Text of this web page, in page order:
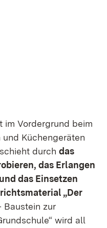
im Vordergrund beim
Küchengeräten
durch das
das Erlangen
das Einsetzen
„Der
Baustein zur
wird all